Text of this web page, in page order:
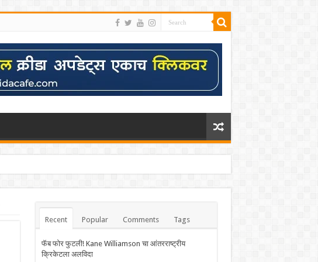
Recent Popular Comments Tags
फॅब फोर फुटली! Kane Williamson चा आंतरराष्ट्रीय
क्रिकेटला अलविदा